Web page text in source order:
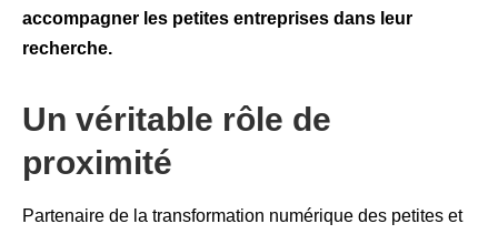
accompagner les petites entreprises dans leur
recherche.
Un véritable rôle de
proximité
Partenaire de la transformation numérique des petites et